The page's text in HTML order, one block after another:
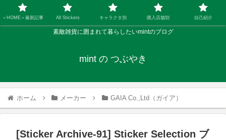
素敵雑貨に囲まれて暮らしたいmintのブログ
mint の つぶやき
ホーム メーカー GAIA Co.,Ltd（ガイア）
[Sticker Archive-91] Sticker Selection ブ
＜HOME＞最新記事 All Stickers キャラクタ別 購入店舗別 自己紹介